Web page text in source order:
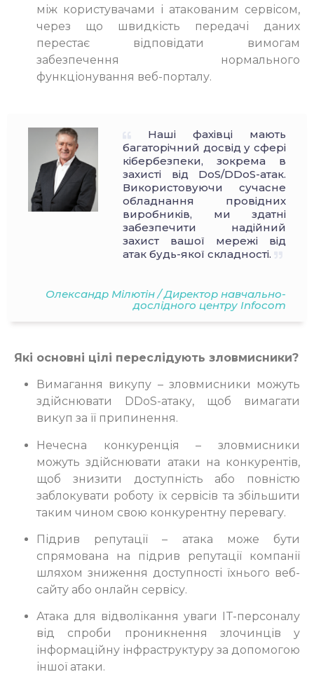
між користувачами і атакованим сервісом,
через що швидкість передачі даних
перестає відповідати вимогам
забезпечення нормального
функціонування веб-порталу.
Наші фахівці мають
багаторічний досвід у сфері
кібербезпеки, зокрема в
захисті від DoS/DDoS-атак.
Використовуючи сучасне
обладнання провідних
виробників, ми здатні
забезпечити надійний
захист вашої мережі від
атак будь-якої складності.
Олександр Мілютін /Директор навчально-
дослідного центру Infocom
Які основні цілі переслідують зловмисники?
Вимагання викупу – зловмисники можуть
здійснювати DDoS-атаку, щоб вимагати
викуп за її припинення.
Нечесна конкуренція – зловмисники
можуть здійснювати атаки на конкурентів,
щоб знизити доступність або повністю
заблокувати роботу їх сервісів та збільшити
таким чином свою конкурентну перевагу.
Підрив репутації – атака може бути
спрямована на підрив репутації компанії
шляхом зниження доступності їхнього веб-
сайту або онлайн сервісу.
Атака для відволікання уваги IT-персоналу
від спроби проникнення злочинців у
інформаційну інфраструктуру за допомогою
іншої атаки.